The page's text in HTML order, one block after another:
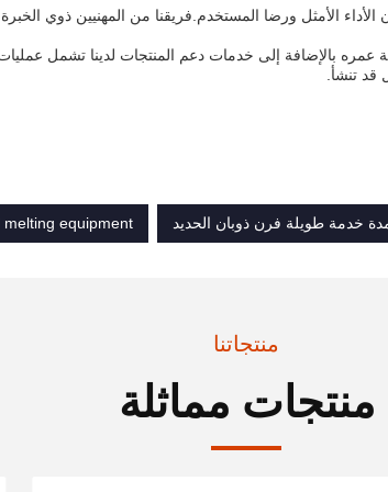
الأمثل ورضا المستخدم.فريقنا من المهنيين ذوي
عمره بالإضافة إلى خدمات دعم المنتجات لدينا تشمل
قد تنشأ.
خدمة طويلة فرن ذوبان الحديد melting equipment
منتجاتنا
منتجات مماثلة